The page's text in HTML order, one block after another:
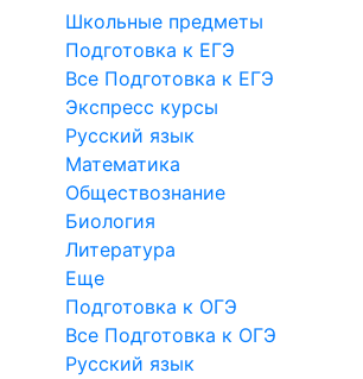
Школьные предметы
Подготовка к ЕГЭ
Все Подготовка к ЕГЭ
Экспресс курсы
Русский язык
Математика
Обществознание
Биология
Литература
Еще
Подготовка к ОГЭ
Все Подготовка к ОГЭ
Русский язык